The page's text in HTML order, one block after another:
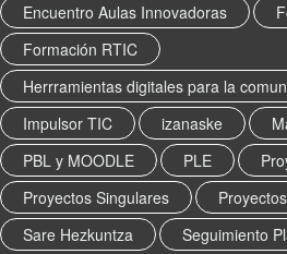
Encuentro Aulas Innovadoras
Formación RTIC
Herrramientas digitales para la
Impulsor TIC
izanaske
PBL y MOODLE
PLE
Proyectos Singulares
Sare Hezkuntza
Seguimiento